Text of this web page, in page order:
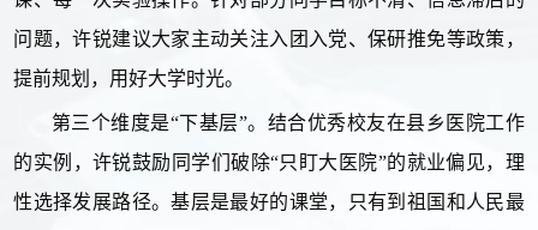
问题，许锐建议大家主动关注入团入党、保研推免等政策，
提前规划，用好大学时光。
第三个维度是“下基层”。结合优秀校友在县乡医院工作
的实例，许锐鼓励同学们破除“只盯大医院”的就业偏见，理
性选择发展路径。基层是最好的课堂，只有到祖国和人民最